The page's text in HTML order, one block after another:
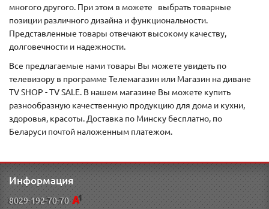
многого другого. При этом в можете выбрать товарные
позиции различного дизайна и функциональности.
Представленные товары отвечают высокому качеству,
долговечности и надежности.
Все предлагаемые нами товары Вы можете увидеть по
телевизору в программе Телемагазин или Магазин на диване
TV SHOP - TV SALE. В нашем магазине Вы можете купить
разнообразную качественную продукцию для дома и кухни,
здоровья, красоты. Доставка по Минску бесплатно, по
Беларуси почтой наложенным платежом.
Информация
8029-192-70-70